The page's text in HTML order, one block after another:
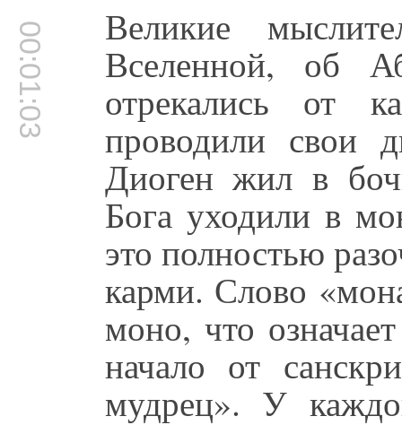
00:01:03 Великие
Вселенной, об
отрекались от
проводили свои
Диоген жил в
Бога уходили в
это полностью
карми. Слово
моно, что
начало от
мудрец». У